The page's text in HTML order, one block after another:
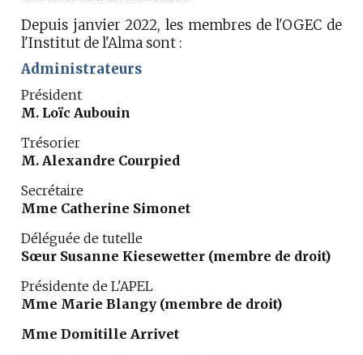
Depuis janvier 2022, les membres de l'OGEC de
l'Institut de l'Alma sont :
Administrateurs
Président
M. Loïc Aubouin
Trésorier
M. Alexandre Courpied
Secrétaire
Mme Catherine Simonet
Déléguée de tutelle
Sœur Susanne Kiesewetter (membre de droit)
Présidente de L'APEL
Mme Marie Blangy (membre de droit)
Mme Domitille Arrivet